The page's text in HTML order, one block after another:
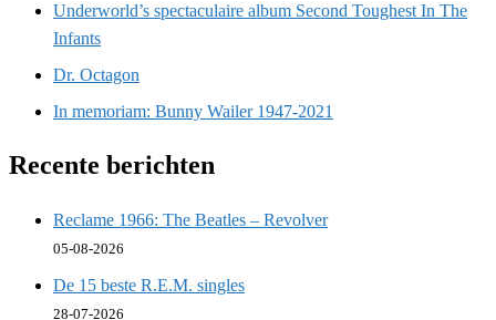
Underworld’s spectaculaire album Second Toughest In The
Infants
Dr. Octagon
In memoriam: Bunny Wailer 1947-2021
Recente berichten
Reclame 1966: The Beatles – Revolver
05-08-2026
De 15 beste R.E.M. singles
28-07-2026